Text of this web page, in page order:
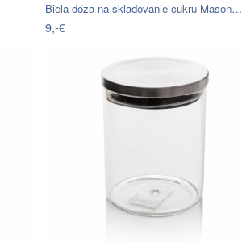
Biela dóza na skladovanie cukru Mason…
9,-€